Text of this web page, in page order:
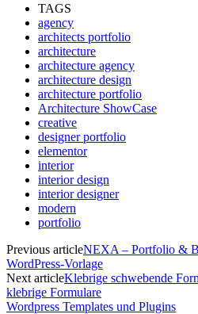
TAGS
agency
architects portfolio
architecture
architecture agency
architecture design
architecture portfolio
Architecture ShowCase
creative
designer portfolio
elementor
interior
interior design
interior designer
modern
portfolio
Previous articleNEXA – Portfolio &
WordPress-Vorlage
Next articleKlebrige schwebende
klebrige Formulare
Wordpress Templates und Plugins